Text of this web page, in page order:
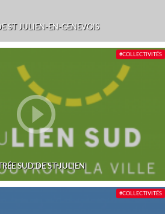
ST JULIEN-EN-GENEVOIS
SUD DE ST-JULIEN
#COLLECTIVITÉS
#COLLECTIVITÉS